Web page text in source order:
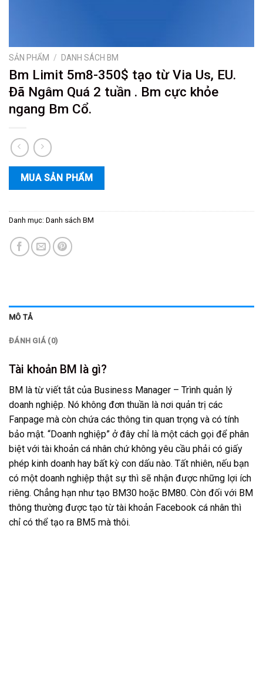
SẢN PHẨM / DANH SÁCH BM
Bm Limit 5m8-350$ tạo từ Via Us, EU.
Đã Ngâm Quá 2 tuần . Bm cực khỏe
ngang Bm Cổ.
MUA SẢN PHẨM
Danh mục: Danh sách BM
MÔ TẢ
ĐÁNH GIÁ (0)
Tài khoản BM là gì?
BM là từ viết tắt của Business Manager – Trình quản lý
doanh nghiệp. Nó không đơn thuần là nơi quản trị các
Fanpage mà còn chứa các thông tin quan trọng và có tính
bảo mật. “Doanh nghiệp” ở đây chỉ là một cách gọi để phân
biệt với tài khoản cá nhân chứ không yêu cầu phải có giấy
phép kinh doanh hay bất kỳ con dấu nào. Tất nhiên, nếu bạn
có một doanh nghiệp thật sự thì sẽ nhận được những lợi ích
riêng. Chẳng hạn như tạo BM30 hoặc BM80. Còn đối với BM
thông thường được tạo từ tài khoản Facebook cá nhân thì
chỉ có thể tạo ra BM5 mà thôi.